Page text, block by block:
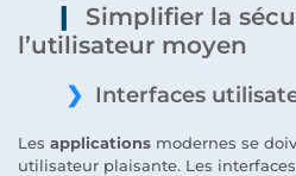
Simplifier la
l’utilisateur moyen
Interfaces
Les applications modernes se
utilisateur plaisante. Les